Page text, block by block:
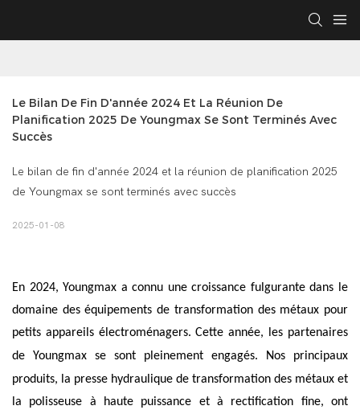
Le Bilan De Fin D'année 2024 Et La Réunion De
Planification 2025 De Youngmax Se Sont Terminés Avec
Succès
Le bilan de fin d'année 2024 et la réunion de planification 2025
de Youngmax se sont terminés avec succès
2025-01-08
En 2024,Youngmax a connu une croissance fulgurante dans le
domaine des équipements de transformation des métaux pour
petits appareils électroménagers. Cette année, les partenaires
de Youngmax se sont pleinement engagés. Nos principaux
produits, la presse hydraulique de transformation des métaux et
la polisseuse à haute puissance et à rectification fine, ont